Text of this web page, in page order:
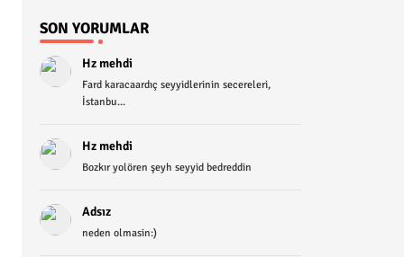
SON YORUMLAR
Hz mehdi
Fard karacaardıç seyyidlerinin secereleri,
İstanbu...
Hz mehdi
Bozkır yolören şeyh seyyid bedreddin
Adsız
neden olmasin:)